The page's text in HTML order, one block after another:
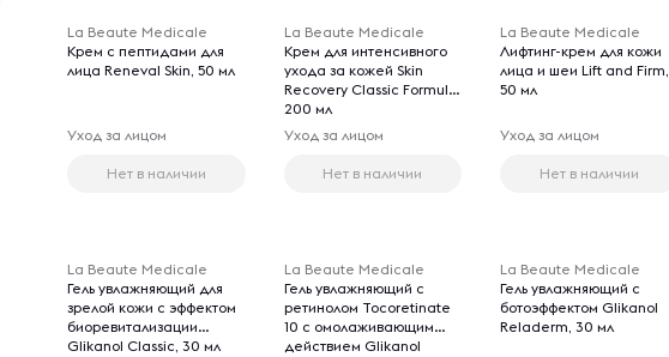
La Beaute Medicale
Крем с пептидами для
лица Reneval Skin, 50 мл
Уход за лицом
Нет в наличии
La Beaute Medicale
Крем для интенсивного
ухода за кожей Skin
Recovery Classic Formul,
200 мл
Уход за лицом
Нет в наличии
La Beaute Medicale
Лифтинг-крем для кожи
лица и шеи Lift and Firm,
50 мл
Уход за лицом
Нет в наличии
La Beaute Medicale
Гель увлажняющий для
зрелой кожи с эффектом
биоревитализации
Glikanol Classic, 30 мл
La Beaute Medicale
Гель увлажняющий с
ретинолом Tocoretinate
10 с омолаживающим
действием Glikanol
La Beaute Medicale
Гель увлажняющий с
ботоэффектом Glikanol
Reladerm, 30 мл